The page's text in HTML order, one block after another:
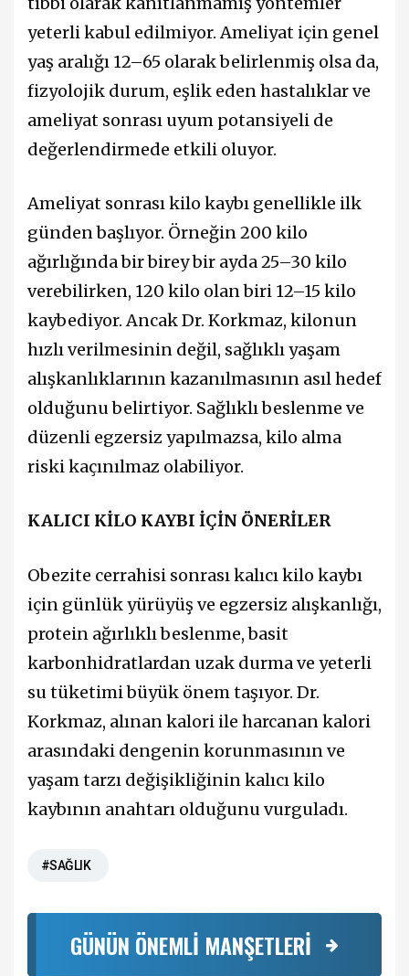
yeterli kabul edilmiyor. Ameliyat için genel
yaş aralığı 12–65 olarak belirlenmiş olsa da,
fizyolojik durum, eşlik eden hastalıklar ve
ameliyat sonrası uyum potansiyeli de
değerlendirmede etkili oluyor.
Ameliyat sonrası kilo kaybı genellikle ilk
günden başlıyor. Örneğin 200 kilo
ağırlığında bir birey bir ayda 25–30 kilo
verebilirken, 120 kilo olan biri 12–15 kilo
kaybediyor. Ancak Dr. Korkmaz, kilonun
hızlı verilmesinin değil, sağlıklı yaşam
alışkanlıklarının kazanılmasının asıl hedef
olduğunu belirtiyor. Sağlıklı beslenme ve
düzenli egzersiz yapılmazsa, kilo alma
riski kaçınılmaz olabiliyor.
KALICI KİLO KAYBI İÇİN ÖNERİLER
Obezite cerrahisi sonrası kalıcı kilo kaybı
için günlük yürüyüş ve egzersiz alışkanlığı,
protein ağırlıklı beslenme, basit
karbonhidratlardan uzak durma ve yeterli
su tüketimi büyük önem taşıyor. Dr.
Korkmaz, alınan kalori ile harcanan kalori
arasındaki dengenin korunmasının ve
yaşam tarzı değişikliğinin kalıcı kilo
kaybının anahtarı olduğunu vurguladı.
#SAĞLIK
GÜNÜN ÖNEMLİ MANŞETLERİ